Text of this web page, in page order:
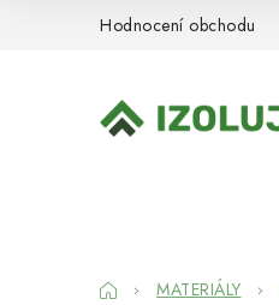
Hodnocení obchodu
DomůMATERIÁLY